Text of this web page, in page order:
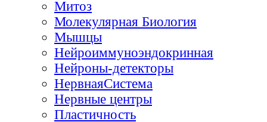
Митоз
Молекулярная Биология
Мышцы
Нейроиммуноэндокринная
Нейроны-детекторы
НервнаяСистема
Нервные центры
Пластичность